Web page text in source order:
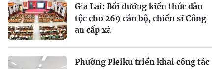
Gia Lai: Bồi dưỡng kiến thức dân
tộc cho 269 cán bộ, chiến sĩ Công
an cấp xã
Phường Pleiku triển khai công tác